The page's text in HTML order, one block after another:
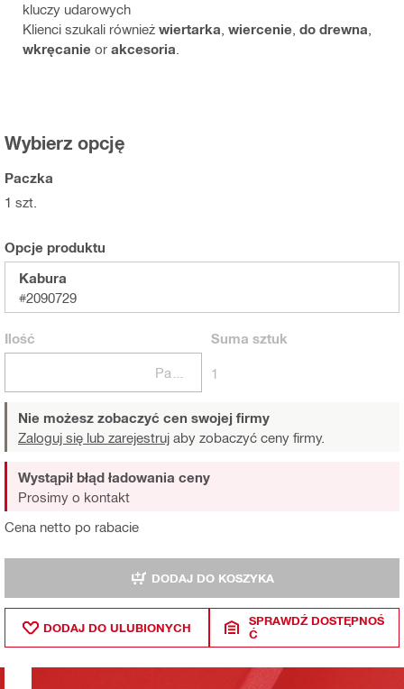
kluczy udarowych
Klienci szukali również wiertarka wiercenie do drewna
wkręcanie or akcesoria
Wybierz opcję
Paczka
1 szt.
Opcje produktu
Kabura
#2090729
Ilość Suma sztuk
1
Nie możesz zobaczyć cen swojej firmy
Zaloguj się lub zarejestruj aby zobaczyć ceny firmy.
Cena netto po rabacie
Wystąpił błąd ładowania ceny
Prosimy o kontakt
DODAJ DO KOSZYKA
DODAJ DO ULUBIONYCH
SPRAWDŹ DOSTĘPNOŚ
Ć